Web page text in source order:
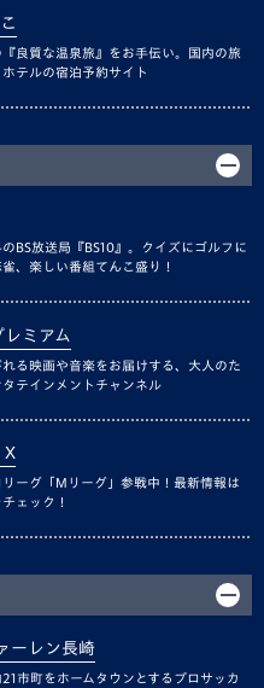
『良質な温泉旅』をお手伝い。国内の旅
テルの宿泊予約サイト
BS放送局『BS10』。クイズにゴルフに
、楽しい番組てんこ盛り！
レミアム
る映画や音楽をお届けする、大人のた
タテインメントチャンネル
X
リーグ「Mリーグ」参戦中！最新情報は
ェック！
ーレン長崎
市町をホームタウンとするプロサッカ